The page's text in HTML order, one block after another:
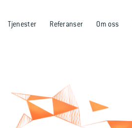
Tjenester Referanser Om oss